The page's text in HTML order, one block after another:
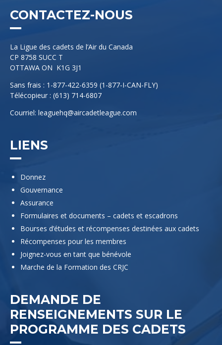
CONTACTEZ-NOUS
La Ligue des cadets de l’Air du Canada
CP 8758 SUCC T
OTTAWA ON K1G 3J1
Sans frais : 1-877-422-6359 (1-877-I-CAN-FLY)
Télécopieur : (613) 714-6807
Courriel: leaguehq@aircadetleague.com
LIENS
Donnez
Gouvernance
Assurance
Formulaires et documents – cadets et escadrons
Bourses d’études et récompenses destinées aux cadets
Récompenses pour les membres
Joignez-vous en tant que bénévole
Marche de la Formation des CRJC
DEMANDE DE
RENSEIGNEMENTS SUR LE
PROGRAMME DES CADETS